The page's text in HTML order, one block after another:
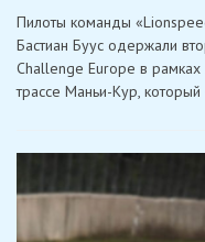
Lionspeed
одержал
победу
второй
Маньи-
Пилоты команды
Бастиан Буус одержали
Challenge Europe в рамках
трассе Маньи-Кур,